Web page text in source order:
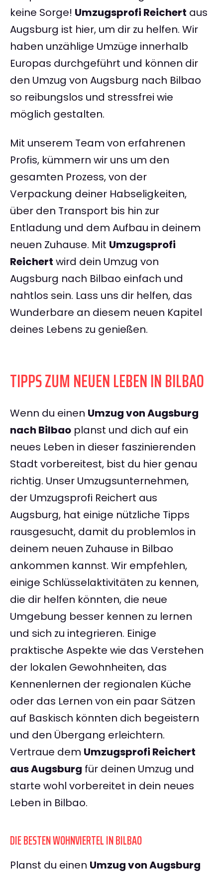
keine Sorge! Umzugsprofi Reichert aus
Augsburg ist hier, um dir zu helfen. Wir
haben unzählige Umzüge innerhalb
Europas durchgeführt und können dir
den Umzug von Augsburg nach Bilbao
so reibungslos und stressfrei wie
möglich gestalten.
Mit unserem Team von erfahrenen
Profis, kümmern wir uns um den
gesamten Prozess, von der
Verpackung deiner Habseligkeiten,
über den Transport bis hin zur
Entladung und dem Aufbau in deinem
neuen Zuhause. Mit Umzugsprofi
Reichert wird dein Umzug von
Augsburg nach Bilbao einfach und
nahtlos sein. Lass uns dir helfen, das
Wunderbare an diesem neuen Kapitel
deines Lebens zu genießen.
TIPPS ZUM NEUEN LEBEN IN BILBAO
Wenn du einen Umzug von Augsburg
nach Bilbao planst und dich auf ein
neues Leben in dieser faszinierenden
Stadt vorbereitest, bist du hier genau
richtig. Unser Umzugsunternehmen,
der Umzugsprofi Reichert aus
Augsburg, hat einige nützliche Tipps
rausgesucht, damit du problemlos in
deinem neuen Zuhause in Bilbao
ankommen kannst. Wir empfehlen,
einige Schlüsselaktivitäten zu kennen,
die dir helfen könnten, die neue
Umgebung besser kennen zu lernen
und sich zu integrieren. Einige
praktische Aspekte wie das Verstehen
der lokalen Gewohnheiten, das
Kennenlernen der regionalen Küche
oder das Lernen von ein paar Sätzen
auf Baskisch könnten dich begeistern
und den Übergang erleichtern.
Vertraue dem Umzugsprofi Reichert
aus Augsburg für deinen Umzug und
starte wohl vorbereitet in dein neues
Leben in Bilbao.
DIE BESTEN WOHNVIERTEL IN BILBAO
Planst du einen Umzug von Augsburg